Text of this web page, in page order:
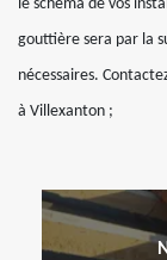
le schéma de vos
gouttière sera par la
nécessaires.
à Villexanton ;